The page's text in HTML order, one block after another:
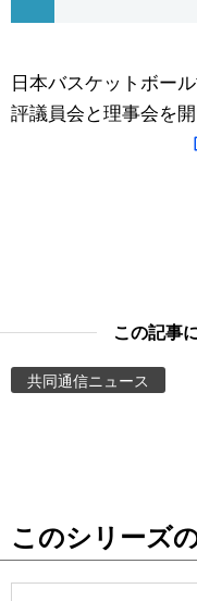
文化
動画/Live
お知らせ
スポーツ・東京2020
日本バスケットボー
評議員会と理事会を
この記事
共同通信ニュース
このシリーズ